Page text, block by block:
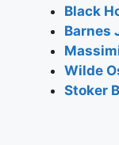
Black
Barnes
Wilde
Stoker